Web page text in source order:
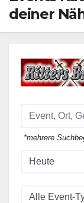
deiner
*mehrere